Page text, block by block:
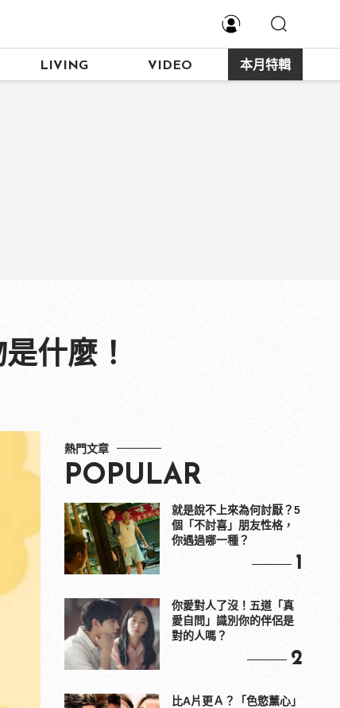
LIVING VIDEO 本月特輯
什麼！
熱門文章
POPULAR
就是說不上來為何討厭？5
個「不討喜」朋友性格，
你遇過哪一種？
1
你愛對人了沒！五道「真
愛自問」識別你的伴侶是
對的人嗎？
2
比A片更Ａ？「色慾薰心」